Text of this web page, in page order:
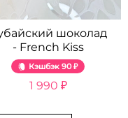
шоколад
- French Kiss
Кэшбэк 90 ₽
1 990 ₽